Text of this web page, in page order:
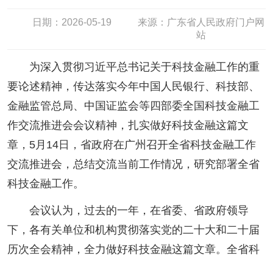
日期：2026-05-19
来源：广东省人民政府门户网
站
为深入贯彻习近平总书记关于科技金融工作的重
要论述精神，传达落实今年中国人民银行、科技部、
金融监管总局、中国证监会等四部委全国科技金融工
作交流推进会会议精神，扎实做好科技金融这篇文
章，5月14日，省政府在广州召开全省科技金融工作
交流推进会，总结交流当前工作情况，研究部署全省
科技金融工作。
会议认为，过去的一年，在省委、省政府领导
下，各有关单位和机构贯彻落实党的二十大和二十届
历次全会精神，全力做好科技金融这篇文章。全省科